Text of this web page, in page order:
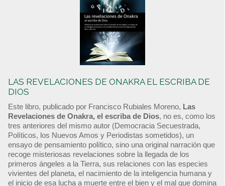
LAS REVELACIONES DE ONAKRA EL ESCRIBA DE
DIOS
Este libro, publicado por Francisco Rubiales Moreno, Las
Revelaciones de Onakra, el escriba de Dios, no es, como los
tres anteriores del mismo autor (Democracia Secuestrada,
Políticos, los Nuevos Amos y Periodistas sometidos), un
ensayo de pensamiento político, sino una original narración que
recoge misteriosas revelaciones sobre la llegada de los
primeros ángeles a la Tierra, sus relaciones con las especies
vivientes del planeta, el nacimiento de la inteligencia humana y
el inicio de esa lucha a muerte entre el bien y el mal que domina